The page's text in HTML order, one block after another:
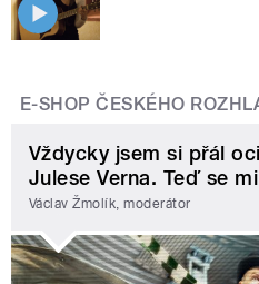
E-SHOP ČESKÉHO
Vždycky jsem si přál
Julese Verna. Teď se
Václav Žmolík, moderátor